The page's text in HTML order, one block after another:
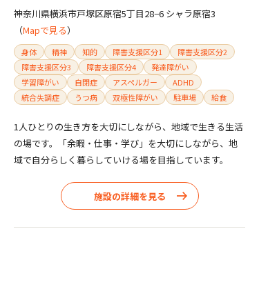
神奈川県横浜市戸塚区原宿5丁目28−6 シャラ原宿3
（Mapで見る）
身体 精神 知的 障害支援区分1
障害支援区分2
障害支援区分3
障害支援区分4
発達障がい
学習障がい
自閉症 アスペルガー
ADHD
統合失調症
うつ病 双極性障がい 駐車場 給食
1人ひとりの生き方を大切にしながら、地域で生きる生活
の場です。「余暇・仕事・学び」を大切にしながら、地
域で自分らしく暮らしていける場を目指しています。
施設の詳細を見る